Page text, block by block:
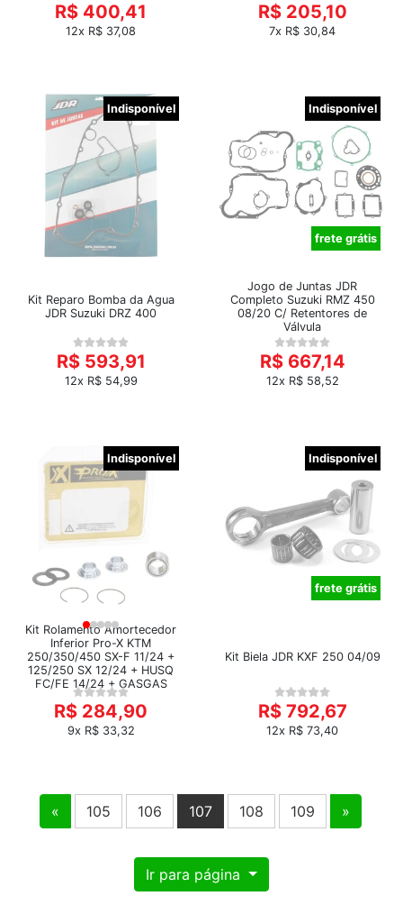
R$ 400,41
12x R$ 37,08
R$ 205,10
7x R$ 30,84
Indisponível
Kit Reparo Bomba da Agua
JDR Suzuki DRZ 400
R$ 593,91
12x R$ 54,99
Indisponível
frete grátis
Jogo de Juntas JDR
Completo Suzuki RMZ 450
08/20 C/ Retentores de
Válvula
R$ 667,14
12x R$ 58,52
Indisponível
Kit Rolamento Amortecedor
Inferior Pro-X KTM
250/350/450 SX-F 11/24 +
125/250 SX 12/24 + HUSQ
FC/FE 14/24 + GASGAS
R$ 284,90
9x R$ 33,32
Indisponível
frete grátis
Kit Biela JDR KXF 250 04/09
R$ 792,67
12x R$ 73,40
Ir para página
« 105 106 107 108 109 »